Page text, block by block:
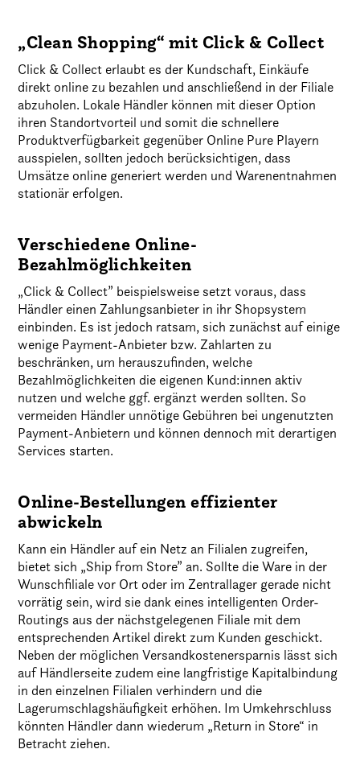
„Clean Shopping“ mit Click & Collect
Click & Collect erlaubt es der Kundschaft, Einkäufe
direkt online zu bezahlen und anschließend in der Filiale
abzuholen. Lokale Händler können mit dieser Option
ihren Standortvorteil und somit die schnellere
Produktverfügbarkeit gegenüber Online Pure Playern
ausspielen, sollten jedoch berücksichtigen, dass
Umsätze online generiert werden und Warenentnahmen
stationär erfolgen.
Verschiedene Online-
Bezahlmöglichkeiten
„Click & Collect” beispielsweise setzt voraus, dass
Händler einen Zahlungsanbieter in ihr Shopsystem
einbinden. Es ist jedoch ratsam, sich zunächst auf einige
wenige Payment-Anbieter bzw. Zahlarten zu
beschränken, um herauszufinden, welche
Bezahlmöglichkeiten die eigenen Kund:innen aktiv
nutzen und welche ggf. ergänzt werden sollten. So
vermeiden Händler unnötige Gebühren bei ungenutzten
Payment-Anbietern und können dennoch mit derartigen
Services starten.
Online-Bestellungen effizienter
abwickeln
Kann ein Händler auf ein Netz an Filialen zugreifen,
bietet sich „Ship from Store” an. Sollte die Ware in der
Wunschfiliale vor Ort oder im Zentrallager gerade nicht
vorrätig sein, wird sie dank eines intelligenten Order-
Routings aus der nächstgelegenen Filiale mit dem
entsprechenden Artikel direkt zum Kunden geschickt.
Neben der möglichen Versandkostenersparnis lässt sich
auf Händlerseite zudem eine langfristige Kapitalbindung
in den einzelnen Filialen verhindern und die
Lagerumschlagshäufigkeit erhöhen. Im Umkehrschluss
könnten Händler dann wiederum „Return in Store“ in
Betracht ziehen.